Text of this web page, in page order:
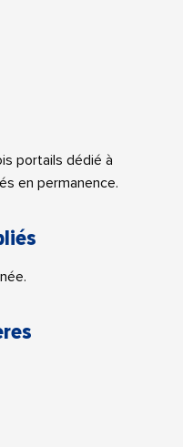
portails dédié à
en permanence.